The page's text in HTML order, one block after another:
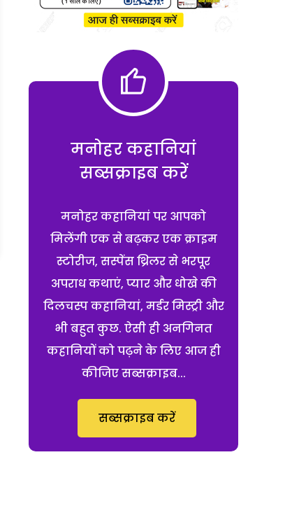
मनोहर कहानियां
सब्सक्राइब करें
मनोहर कहानियां पर आपको
मिलेंगी एक से बढ़कर एक क्राइम
स्टोरीज, सस्पेंस थ्रिलर से भरपूर
अपराध कथाएं, प्यार और धोखे की
दिलचस्प कहानियां, मर्डर मिस्ट्री और
भी बहुत कुछ. ऐसी ही अनगिनत
कहानियों को पढ़ने के लिए आज ही
कीजिए सब्सक्राइब...
सब्सक्राइब करें